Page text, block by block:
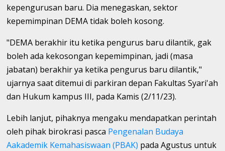
kepengurusan baru. Dia menegaskan, sektor
kepemimpinan DEMA tidak boleh kosong.
"DEMA berakhir itu ketika pengurus baru dilantik, gak
boleh ada kekosongan kepemimpinan, jadi (masa
jabatan) berakhir ya ketika pengurus baru dilantik,"
ujarnya saat ditemui di parkiran depan Fakultas Syari'ah
dan Hukum kampus III, pada Kamis (2/11/23).
Lebih lanjut, pihaknya mengaku mendapatkan perintah
oleh pihak birokrasi pasca Pengenalan Budaya
Aakademik Kemahasiswaan (PBAK) pada Agustus untuk